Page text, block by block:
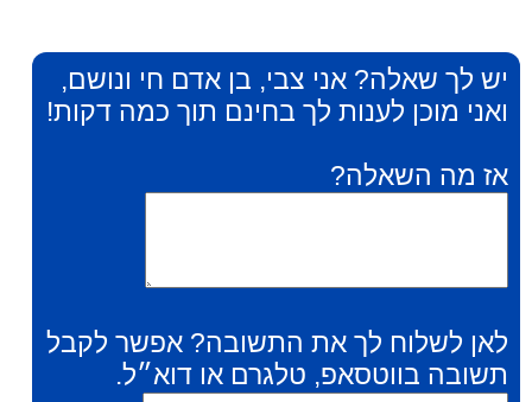
יש לך שאלה? אני צבי, בן אדם חי ונושם,
ואני מוכן לענות לך בחינם תוך כמה דקות!
אז מה השאלה?
לאן לשלוח לך את התשובה? אפשר לקבל
תשובה בווטסאפ, טלגרם או דוא״ל.